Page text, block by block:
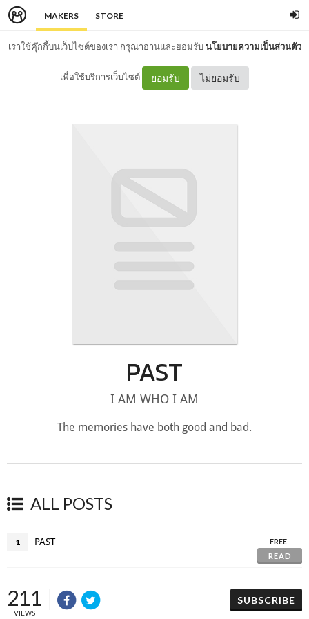
MAKERS STORE
เราใช้คุ๊กกี้บนเว็บไซต์ของเรา กรุณาอ่านและยอมรับนโยบายความเป็นส่วนตัว
เพื่อใช้บริการเว็บไซต์ ยอมรับ ไม่ยอมรับ
PAST
I AM WHO I AM
The memories have both good and bad.
ALL POSTS
1 PAST
FREE
READ
211
VIEWS
SUBSCRIBE